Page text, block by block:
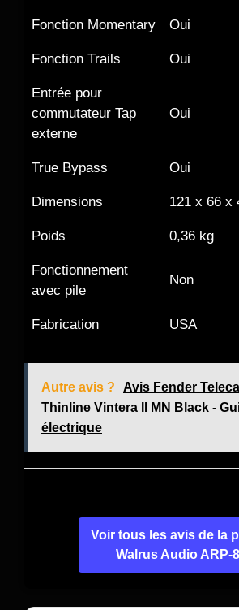
Fonction Momentary Oui
Fonction Trails Oui
Entrée pour
commutateur Tap
externe
Oui
True Bypass Oui
Dimensions 121 x 66 x
Poids 0,36 kg
Fonctionnement
avec pile
Non
Fabrication USA
Autre avis ?
Avis Fender
Thinline Vintera II MN Black -
électrique
Voir tous les avis de la
Walrus Audio ARP-